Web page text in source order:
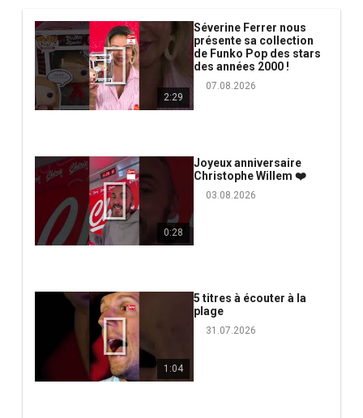
2:29
Séverine Ferrer nous
présente sa collection
de Funko Pop des stars
des années 2000 !
07.08.2026
0:28
Joyeux anniversaire
Christophe Willem ❤️
03.08.2026
1:04
5 titres à écouter à la
plage
31.07.2026